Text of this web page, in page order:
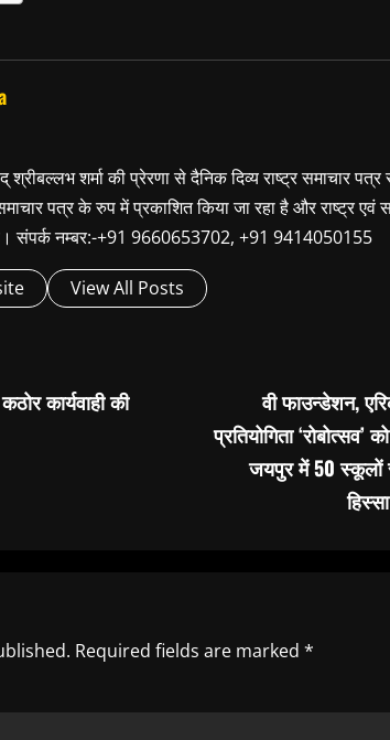
श्रीबल्लभ शर्मा की प्रेरणा से दैनिक दिव्य राष्ट्र समाचार
पत्र के रुप में प्रकाशित किया जा रहा है और राष्ट्र एवं
है। संपर्क नम्बर:-+91 9660653702, +91 9414050155
View All Posts
कार्यवाही की
वी फाउन्डेशन,
प्रतियोगिता
जयपुर में 50
Required fields are marked *